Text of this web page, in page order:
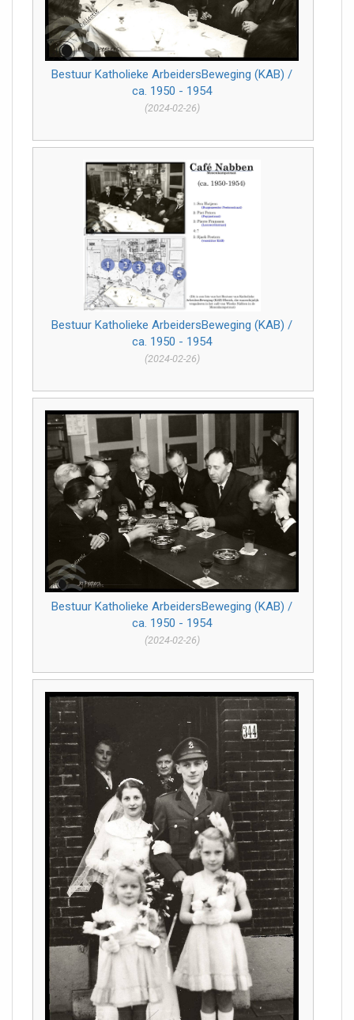
Bestuur Katholieke ArbeidersBeweging (KAB) /
ca. 1950 - 1954
(2024-02-26)
Bestuur Katholieke ArbeidersBeweging (KAB) /
ca. 1950 - 1954
(2024-02-26)
Bestuur Katholieke ArbeidersBeweging (KAB) /
ca. 1950 - 1954
(2024-02-26)